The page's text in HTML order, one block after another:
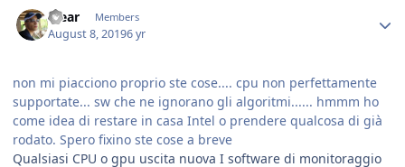
Yjear Members
August 8, 20196 yr
non mi piacciono proprio ste cose.... cpu non perfettamente
supportate... sw che ne ignorano gli algoritmi...... hmmm ho
come idea di restare in casa Intel o prendere qualcosa di già
rodato. Spero fixino ste cose a breve
Qualsiasi CPU o gpu uscita nuova I software di monitoraggio